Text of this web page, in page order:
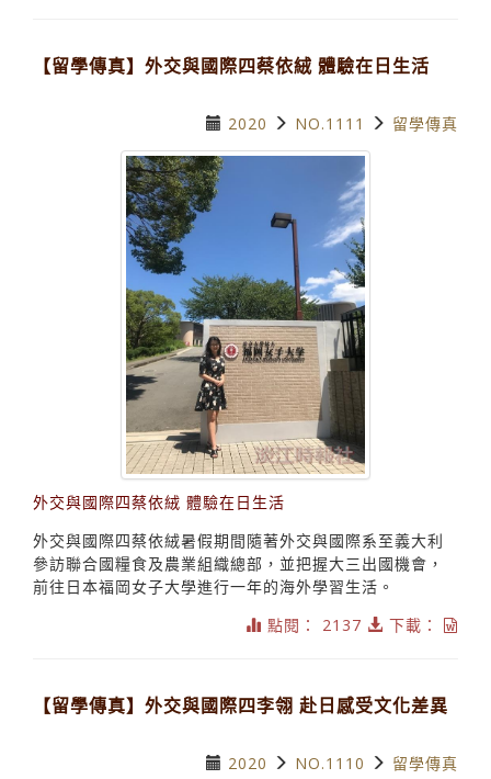
【留學傳真】外交與國際四蔡依絨 體驗在日生活
2020 NO.1111 留學傳真
外交與國際四蔡依絨 體驗在日生活
外交與國際四蔡依絨暑假期間隨著外交與國際系至義大利
參訪聯合國糧食及農業組織總部，並把握大三出國機會，
前往日本福岡女子大學進行一年的海外學習生活。
點閱： 2137
下載：
【留學傳真】外交與國際四李翎 赴日感受文化差異
2020 NO.1110 留學傳真